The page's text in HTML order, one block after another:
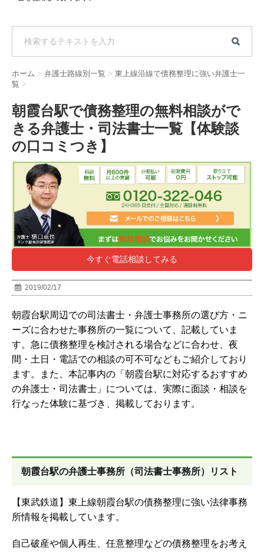
ホーム > 弁護士路線別一覧 > 東上線沿線で債務整理に強い弁護士一
覧 >
朝霞台駅で債務整理の無料相談がで
きる弁護士・司法書士一覧【体験談
の口コミつき】
今すぐ電話相談してみる
2019/02/17
朝霞台駅周辺での司法書士・弁護士事務所の選び方・ニ
ーズに合わせた事務所の一覧について、記載していま
す。急に債務整理を検討される場合などに合わせ、夜
間・土日・電話での相談の可不可などもご紹介しており
ます。また、本記事内の「 朝霞台駅に対応するおすすめ
の弁護士・司法書士」については、実際に面談・相談を
行なった体験に基づき、掲載しております。
朝霞台駅の弁護士事務所（司法書士事務所）リスト
【東武鉄道】東上線朝霞台駅の債務整理に強い法律事務
所情報を掲載しています。
自己破産や個人再生、任意整理などの債務整理をお考え